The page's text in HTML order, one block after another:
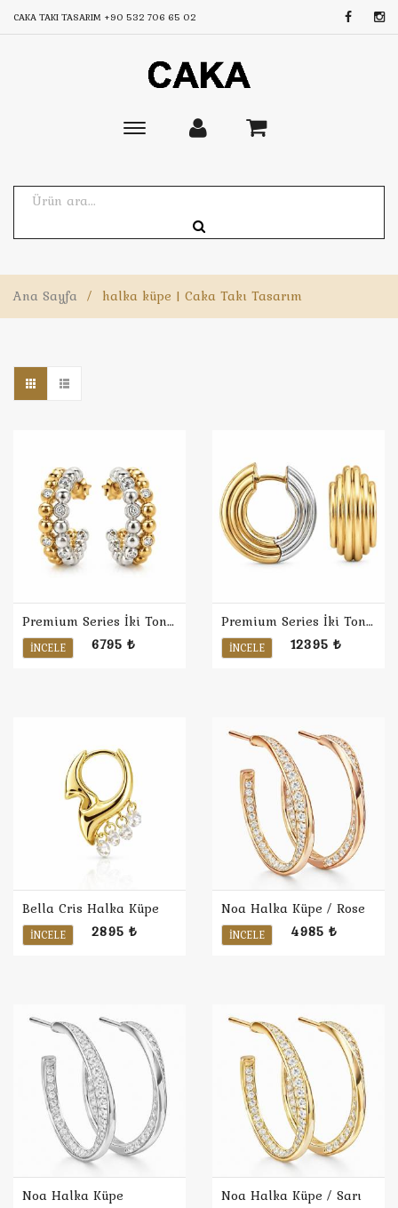
CAKA TAKI TASARIM +90 532 706 65 02
Toggle
Ana Sayfa / halka küpe | Caka Takı Tasarım
Premium Series İki Ton Bezel Ball Halka Küpe
İNCELE 6795 ₺
Premium Series İki Ton Kalın Halka Küpe
İNCELE 12395 ₺
Bella Cris Halka Küpe
İNCELE 2895 ₺
Noa Halka Küpe / Rose
İNCELE 4985 ₺
Noa Halka Küpe Noa Halka Küpe / Sarı